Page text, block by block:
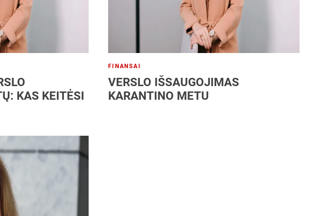
KAS KEITĖSI
FINANSAI
VERSLO IŠSAUGOJIMAS
KARANTINO METU